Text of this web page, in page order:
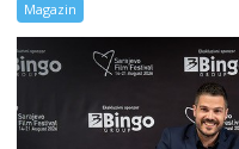
Magazin